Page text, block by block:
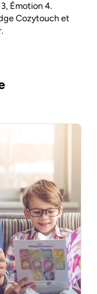
Émotion 4.
Cozytouch et